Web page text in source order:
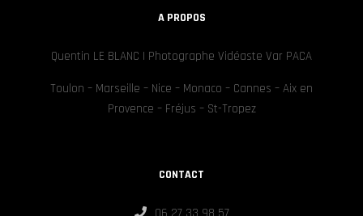
A PROPOS
Quentin LE BLANC | Photographe Vidéaste Var PACA
Toulon – Marseille – Nice – Monaco – Cannes – Aix en
Provence – Fréjus – St-Tropez
CONTACT